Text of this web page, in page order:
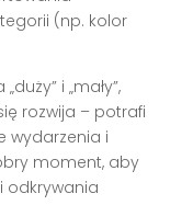
(np. kolor
i „mały”,
rozwija – potrafi
wydarzenia i
moment, aby
odkrywania